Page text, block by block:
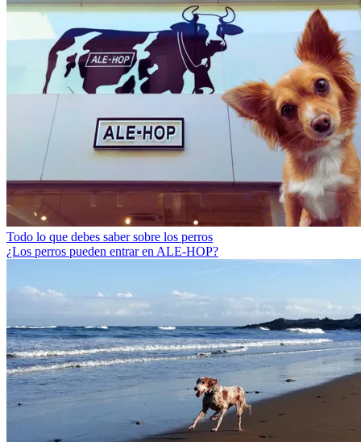
Todo lo que debes saber sobre los perros
¿Los perros pueden entrar en ALE-HOP?